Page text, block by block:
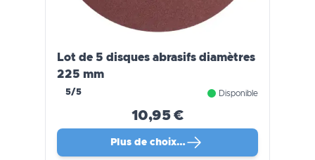
Lot de 5 disques abrasifs diamètres
225 mm
5/5 Disponible
10,95 €
Plus de choix…